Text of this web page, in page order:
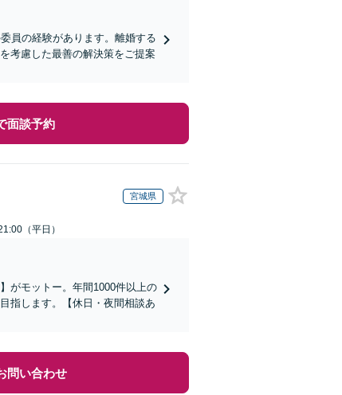
員の経験があります。離婚する
考慮した最善の解決策をご提案
面談予約
宮城県
（平日）
がモットー。年間1000件以上の
指します。【休日・夜間相談あ
問い合わせ